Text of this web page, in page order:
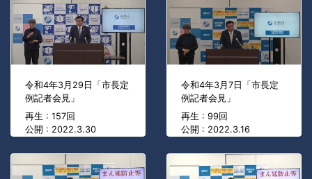
令和4年3月29日「市長定
例記者会見」
再生 : 157回
公開 : 2022.3.30
令和4年3月7日「市長定
例記者会見」
再生 : 99回
公開 : 2022.3.16